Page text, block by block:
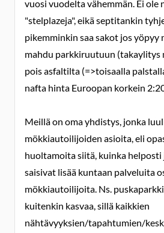
vuosi vuodelta vähemmän. Ei ole
"stelplazeja", eikä septitankin
pikemminkin saa sakot jos yöpyy
mahdu parkkiruutuun (takaylitys
pois asfaltilta (=>toisaalla
nafta hinta Euroopan korkein
Meillä on oma yhdistys, jonka
mökkiautoilijoiden asioita, eli
huoltamoita siitä, kuinka helposti
saisivat lisää kuntaan palveluita
mökkiautoilijoita. Ns.
kuitenkin kasvaa, sillä kaikkien
nähtävyyksien/tapahtumien/